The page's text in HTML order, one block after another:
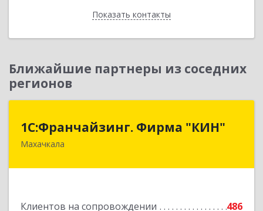
Показать контакты
Назад
Ближайшие партнеры из соседних
регионов
1С:Франчайзинг. Фирма "КИН"
Махачкала
Клиентов на сопровождении 486
1С:Франчайзинг. Фирма "КИН"
367030, Дагестан Респ, Махачкала г, И.Казака